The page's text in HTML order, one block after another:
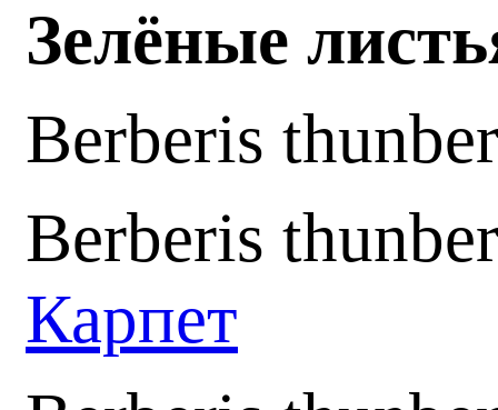
Зелёные
Berberis
Berberis
Карпет